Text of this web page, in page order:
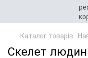
Каталог товарів
Скелет